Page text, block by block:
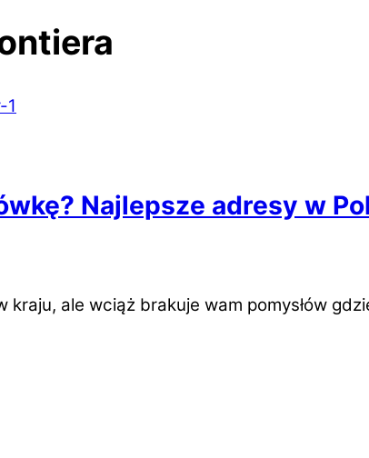
Najlepsze adresy w
kraju, ale wciąż brakuje wam pomysłów